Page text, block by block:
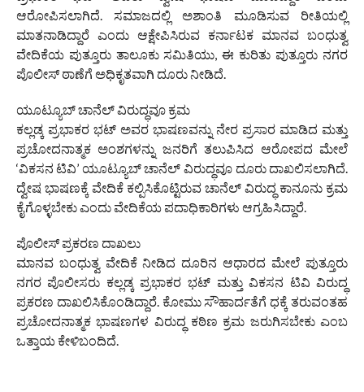
ಆರೋಪಿಸಲಾಗಿದೆ. ಸಮಾಜದಲ್ಲಿ ಅಶಾಂತಿ ಮೂಡಿಸುವ ರೀತಿಯಲ್ಲಿ
ಮಾತನಾಡಿದ್ದಾರೆ ಎಂದು ಆಕ್ಷೇಪಿಸಿರುವ ಕರ್ನಾಟಕ ಮಾನವ ಬಂಧುತ್ವ
ವೇದಿಕೆಯ ಪುತ್ತೂರು ತಾಲೂಕು ಸಮಿತಿಯು, ಈ ಕುರಿತು ಪುತ್ತೂರು ನಗರ
ಪೊಲೀಸ್ ಠಾಣೆಗೆ ಅಧಿಕೃತವಾಗಿ ದೂರು ನೀಡಿದೆ.
ಯೂಟ್ಯೂಬ್ ಚಾನೆಲ್ ವಿರುದ್ಧವೂ ಕ್ರಮ
ಕಲ್ಲಡ್ಕ ಪ್ರಭಾಕರ ಭಟ್ ಅವರ ಭಾಷಣವನ್ನು ನೇರ ಪ್ರಸಾರ ಮಾಡಿದ ಮತ್ತು
ಪ್ರಚೋದನಾತ್ಮಕ ಅಂಶಗಳನ್ನು ಜನರಿಗೆ ತಲುಪಿಸಿದ ಆರೋಪದ ಮೇಲೆ
‘ವಿಕಸನ ಟಿವಿ’ ಯೂಟ್ಯೂಬ್ ಚಾನೆಲ್ ವಿರುದ್ಧವೂ ದೂರು ದಾಖಲಿಸಲಾಗಿದೆ.
ದ್ವೇಷ ಭಾಷಣಕ್ಕೆ ವೇದಿಕೆ ಕಲ್ಪಿಸಿಕೊಟ್ಟಿರುವ ಚಾನೆಲ್ ವಿರುದ್ಧ ಕಾನೂನು ಕ್ರಮ
ಕೈಗೊಳ್ಳಬೇಕು ಎಂದು ವೇದಿಕೆಯ ಪದಾಧಿಕಾರಿಗಳು ಆಗ್ರಹಿಸಿದ್ದಾರೆ.
ಪೊಲೀಸ್ ಪ್ರಕರಣ ದಾಖಲು
ಮಾನವ ಬಂಧುತ್ವ ವೇದಿಕೆ ನೀಡಿದ ದೂರಿನ ಆಧಾರದ ಮೇಲೆ ಪುತ್ತೂರು
ನಗರ ಪೊಲೀಸರು ಕಲ್ಲಡ್ಕ ಪ್ರಭಾಕರ ಭಟ್ ಮತ್ತು ವಿಕಸನ ಟಿವಿ ವಿರುದ್ಧ
ಪ್ರಕರಣ ದಾಖಲಿಸಿಕೊಂಡಿದ್ದಾರೆ. ಕೋಮು ಸೌಹಾರ್ದತೆಗೆ ಧಕ್ಕೆ ತರುವಂತಹ
ಪ್ರಚೋದನಾತ್ಮಕ ಭಾಷಣಗಳ ವಿರುದ್ಧ ಕಠಿಣ ಕ್ರಮ ಜರುಗಿಸಬೇಕು ಎಂಬ
ಒತ್ತಾಯ ಕೇಳಿಬಂದಿದೆ.